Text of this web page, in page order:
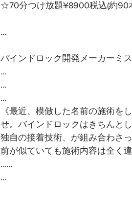
☆70分つけ放題¥8900税込(約90
…
バインドロック開発メーカーミ
…
…
…
《最近、模倣した名前の施術を
せ。バインドロックはきちんと
独自の接着技術、が組み合わさ
前が似ていても施術内容は全く
……
…